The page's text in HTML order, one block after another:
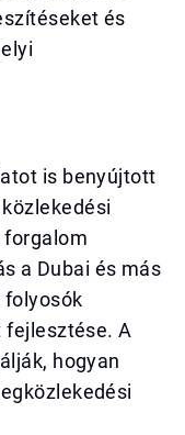
és
is benyújtott
forgalom
a Dubai és más
folyosók
fejlesztése. A
hogyan